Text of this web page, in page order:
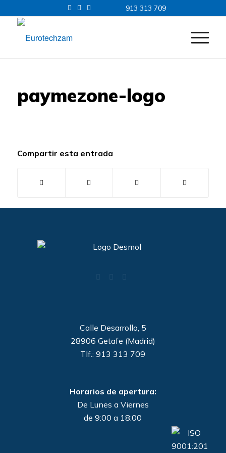
913 313 709
paymezone-logo
Compartir esta entrada
Calle Desarrollo, 5
28906 Getafe (Madrid)
Tlf.: 913 313 709
Horarios de apertura:
De Lunes a Viernes
de 9:00 a 18:00